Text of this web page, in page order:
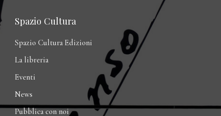
Spazio Cultura
Spazio Cultura Edizioni
La libreria
Eventi
News
Pubblica con noi